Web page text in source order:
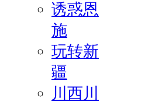
诱惑恩
施
玩转新
疆
川西川